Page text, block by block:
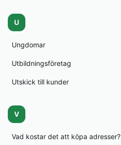
U
Ungdomar
Utbildningsföretag
Utskick till kunder
V
Vad kostar det att köpa adresser?